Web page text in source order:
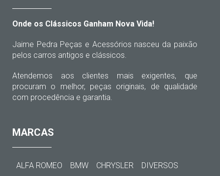
Onde os Clássicos Ganham Nova Vida!
Jaime Pedra Peças e Acessórios nasceu da paixão
pelos carros antigos e clássicos.
Atendemos aos clientes mais exigentes, que
procuram o melhor, peças originais, de qualidade
com procedência e garantia.
MARCAS
ALFA ROMEO BMW CHRYSLER
DIVERSOS